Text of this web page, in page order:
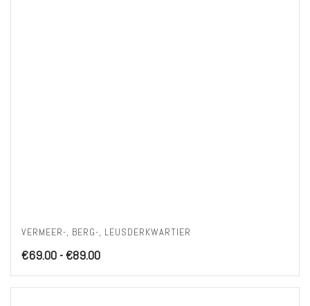
VERMEER-, BERG-, LEUSDERKWARTIER
€69.00 -€89.00Prijsklasse:
€69.00